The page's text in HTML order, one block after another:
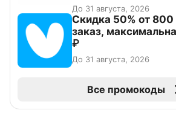
До 31 августа, 2026
Скидка 50% от
заказ,
₽
До 31 августа, 2026
Все промокоды